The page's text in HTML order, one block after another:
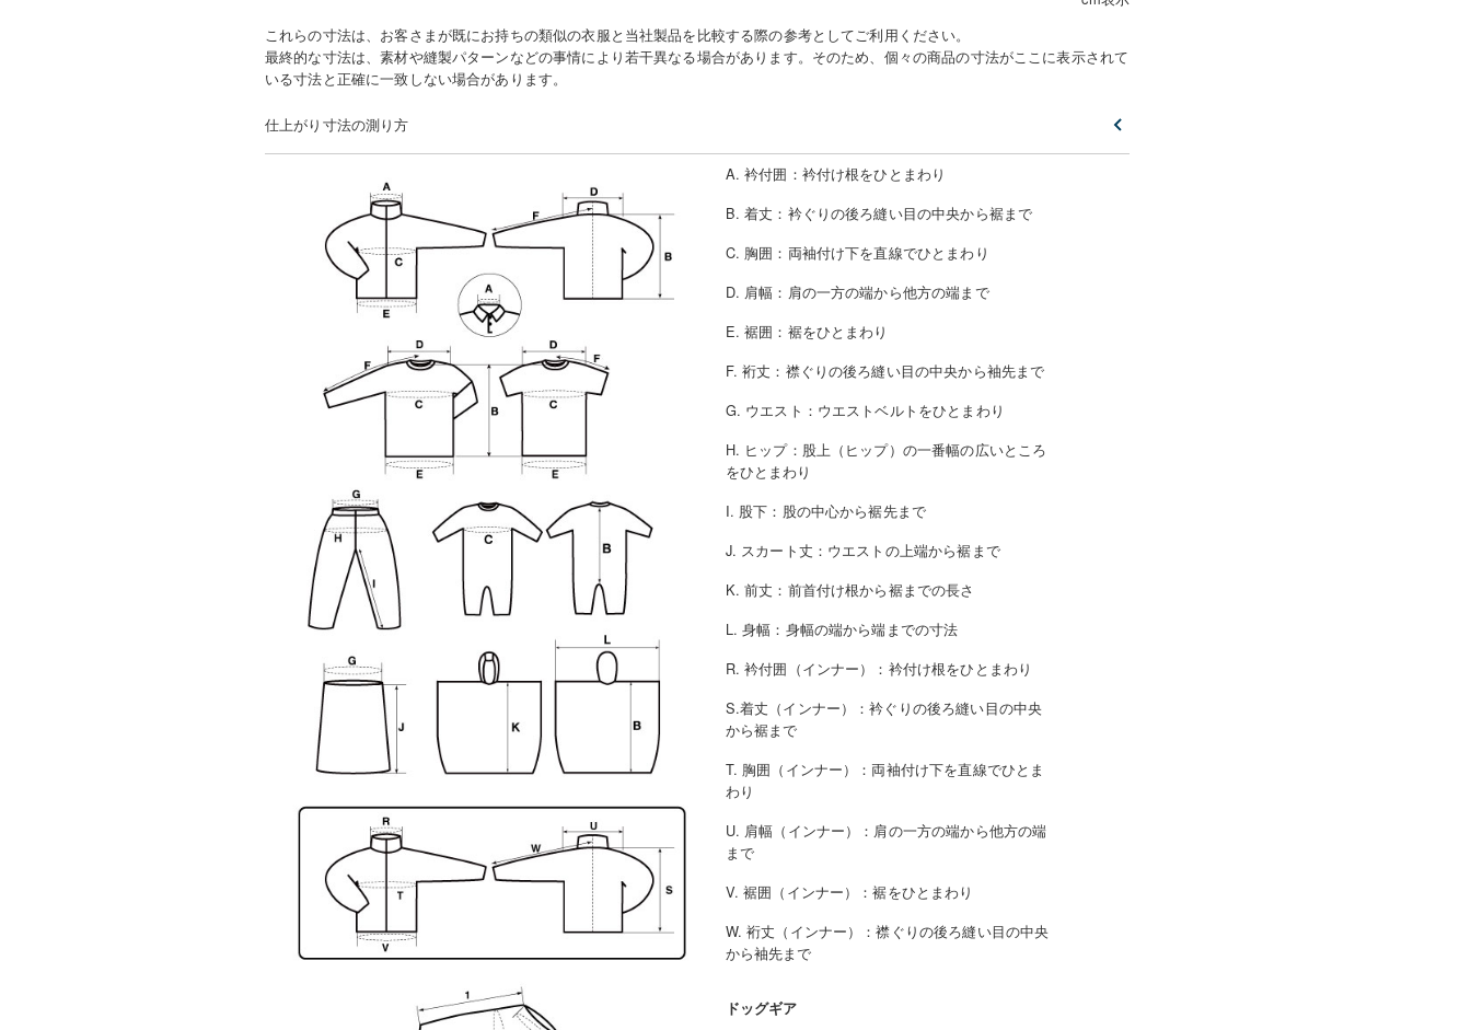
これらの寸法は、お客さまが既にお持ちの類似の衣服と当社製品を比較する際の参考としてご利用ください。
最終的な寸法は、素材や縫製パターンなどの事情により若干異なる場合があります。そのため、個々の商品の寸法がここに表示されて
いる寸法と正確に一致しない場合があります。
仕上がり寸法の測り方
A. 衿付囲 ： 衿付け根をひとまわり
B. 着丈 ： 衿ぐりの後ろ縫い目の中央から裾まで
C. 胸囲 ： 両袖付け下を直線でひとまわり
D. 肩幅 ： 肩の一方の端から他方の端まで
E. 裾囲 ： 裾をひとまわり
F. 裄丈 ： 襟ぐりの後ろ縫い目の中央から袖先まで
G. ウエスト ： ウエストベルトをひとまわり
H. ヒップ： 股上（ヒップ）の一番幅の広いところ
をひとまわり
I. 股下 ： 股の中心から裾先まで
J. スカート丈 ： ウエストの上端から裾まで
K. 前丈 ： 前首付け根から裾までの長さ
L. 身幅 ： 身幅の端から端までの寸法
R. 衿付囲（インナー）
： 衿付け根をひとまわり
S.着丈（インナー）
：衿ぐりの後ろ縫い目の中央
から裾まで
T. 胸囲（インナー）
： 両袖付け下を直線でひとま
わり
U. 肩幅（インナー）
： 肩の一方の端から他方の端
まで
V. 裾囲（インナー）
：裾をひとまわり
W. 裄丈（インナー）
：襟ぐりの後ろ縫い目の中央
から袖先まで
ドッグギア